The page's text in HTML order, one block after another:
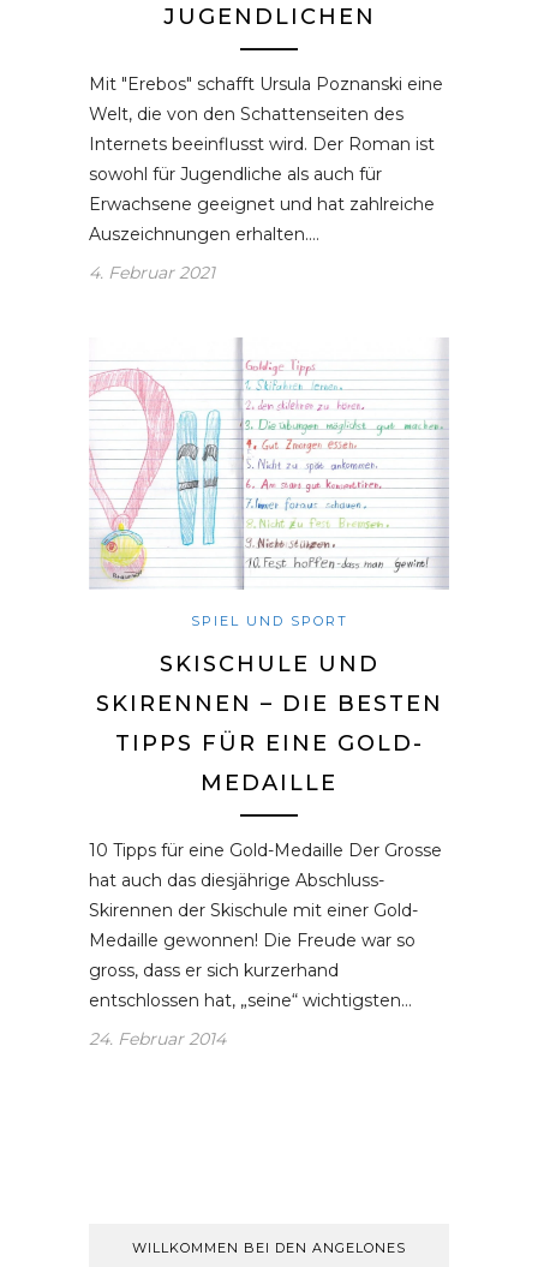
JUGENDLICHEN
Mit "Erebos" schafft Ursula Poznanski eine
Welt, die von den Schattenseiten des
Internets beeinflusst wird. Der Roman ist
sowohl für Jugendliche als auch für
Erwachsene geeignet und hat zahlreiche
Auszeichnungen erhalten.…
4. Februar 2021
SPIEL UND SPORT
SKISCHULE UND
SKIRENNEN – DIE BESTEN
TIPPS FÜR EINE GOLD-
MEDAILLE
10 Tipps für eine Gold-Medaille Der Grosse
hat auch das diesjährige Abschluss-
Skirennen der Skischule mit einer Gold-
Medaille gewonnen! Die Freude war so
gross, dass er sich kurzerhand
entschlossen hat, „seine“ wichtigsten…
24. Februar 2014
WILLKOMMEN BEI DEN ANGELONES